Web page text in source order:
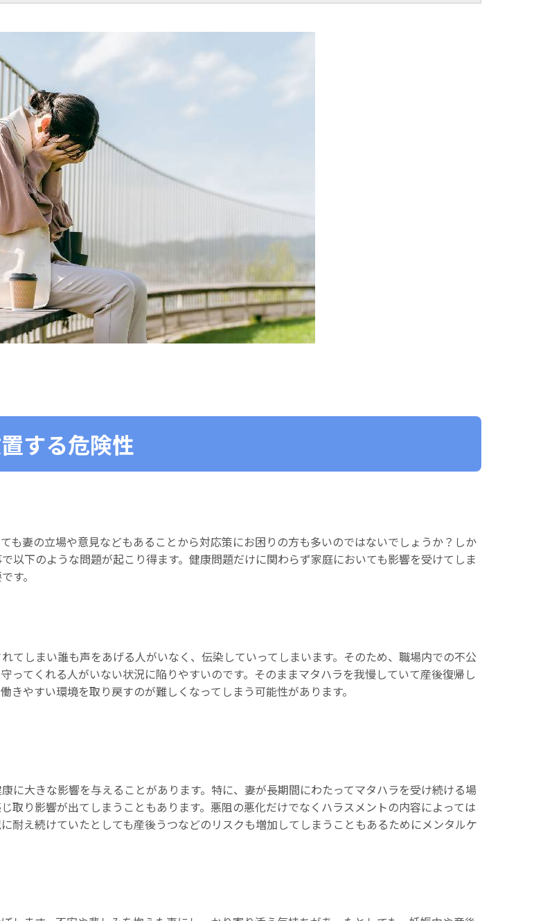
する危険性
も妻の立場や意見などもあることから対応策にお困りの方も多いのではないでしょうか？しか
以下のような問題が起こり得ます。健康問題だけに関わらず家庭においても影響を受けてしま
す。
てしまい誰も声をあげる人がいなく、伝染していってしまいます。そのため、職場内での不公
ってくれる人がいない状況に陥りやすいのです。そのままマタハラを我慢していて産後復帰し
やすい環境を取り戻すのが難しくなってしまう可能性があります。
に大きな影響を与えることがあります。特に、妻が長期間にわたってマタハラを受け続ける場
取り影響が出てしまうこともあります。悪阻の悪化だけでなくハラスメントの内容によっては
耐え続けていたとしても産後うつなどのリスクも増加してしまうこともあるためにメンタルケ